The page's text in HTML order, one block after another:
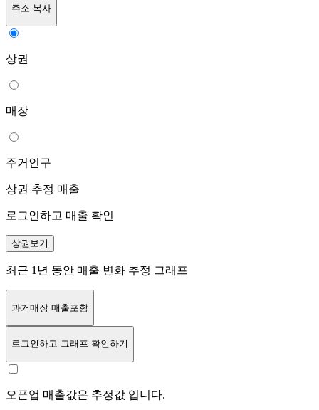
주소 복사
상권
매장
주거인구
상권 추정 매출
로그인하고 매출 확인
상권보기
최근 1년 동안 매출 변화 추정 그래프
과거매장 매출포함
로그인하고 그래프 확인하기
오픈업 매출값은 추정값 입니다.